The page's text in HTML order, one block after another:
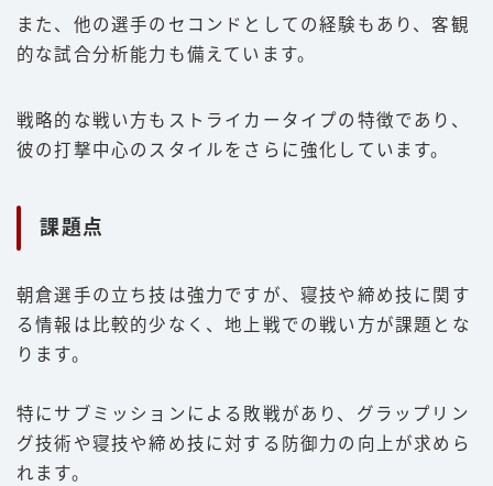
また、他の選手のセコンドとしての経験もあり、客観
的な試合分析能力も備えています。
戦略的な戦い方もストライカータイプの特徴であり、
彼の打撃中心のスタイルをさらに強化しています。
課題点
朝倉選手の立ち技は強力ですが、寝技や締め技に関す
る情報は比較的少なく、地上戦での戦い方が課題とな
ります。
特にサブミッションによる敗戦があり、グラップリン
グ技術や寝技や締め技に対する防御力の向上が求めら
れます。